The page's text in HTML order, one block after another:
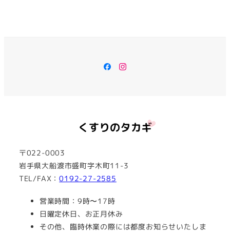
Facebook
Instagram
〒022-0003
岩手県大船渡市盛町字木町11-3
TEL/FAX：0192-27-2585
営業時間：9時〜17時
日曜定休日、お正月休み
その他、臨時休業の際には都度お知らせいたしま